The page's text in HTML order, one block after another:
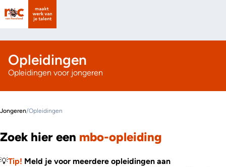
Opleidingen
Opleidingen voor jongeren
Jongeren/Opleidingen
Zoek hier een mbo-opleiding
💡Tip! Meld je voor meerdere opleidingen aan